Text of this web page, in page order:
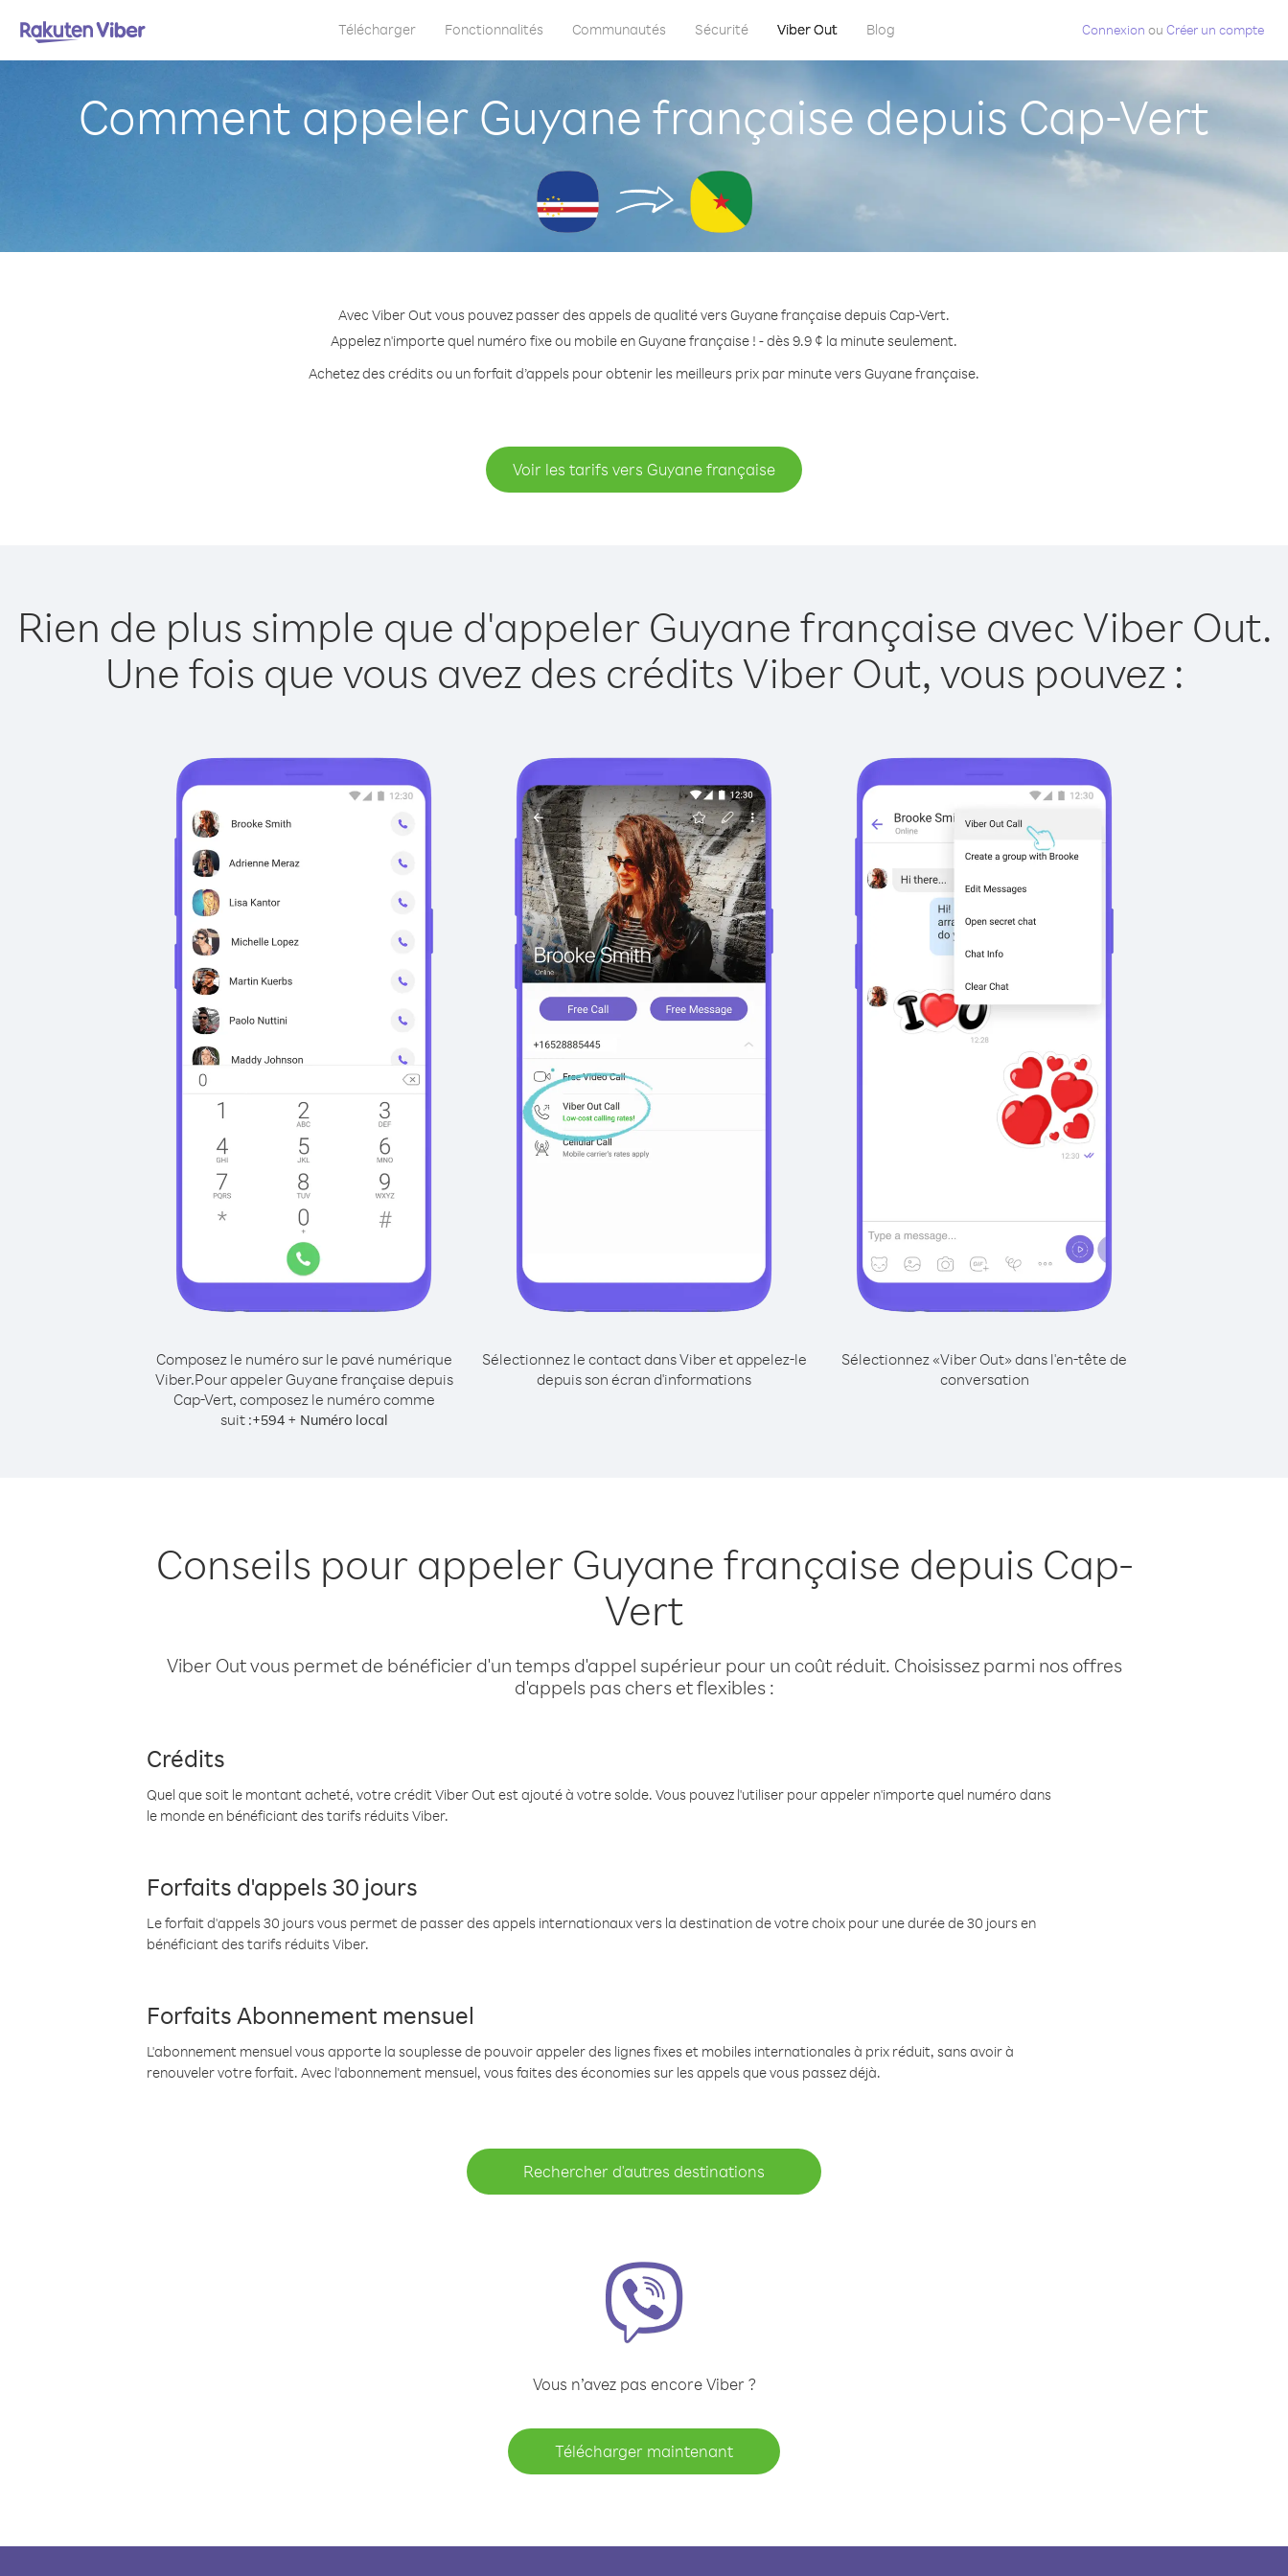
Télécharger Fonctionnalités Communautés Sécurité Viber Out Blog Connexion ou Créer un compte
Comment appeler Guyane française depuis Cap-Vert
Avec Viber Out vous pouvez passer des appels de qualité vers Guyane française depuis Cap-Vert.
Appelez n'importe quel numéro fixe ou mobile en Guyane française ! - dès 9.9 ¢ la minute seulement.
Achetez des crédits ou un forfait d’appels pour obtenir les meilleurs prix par minute vers Guyane française.
Voir les tarifs vers Guyane française
Rien de plus simple que d'appeler Guyane française avec Viber Out.
Une fois que vous avez des crédits Viber Out, vous pouvez :
Composez le numéro sur le pavé numérique
Viber.Pour appeler Guyane française depuis
Cap-Vert, composez le numéro comme
suit :+594+ Numéro local
Sélectionnez le contact dans Viber et appelez-le
depuis son écran d'informations
Sélectionnez «Viber Out» dans l'en-tête de
conversation
Conseils pour appeler Guyane française depuis Cap-
Vert
Viber Out vous permet de bénéficier d'un temps d'appel supérieur pour un coût réduit. Choisissez parmi nos offres
d'appels pas chers et flexibles :
Crédits
Quel que soit le montant acheté, votre crédit Viber Out est ajouté à votre solde. Vous pouvez l'utiliser pour appeler n'importe quel numéro dans
le monde en bénéficiant des tarifs réduits Viber.
Forfaits d'appels 30 jours
Le forfait d'appels 30 jours vous permet de passer des appels internationaux vers la destination de votre choix pour une durée de 30 jours en
bénéficiant des tarifs réduits Viber.
Forfaits Abonnement mensuel
L'abonnement mensuel vous apporte la souplesse de pouvoir appeler des lignes fixes et mobiles internationales à prix réduit, sans avoir à
renouveler votre forfait. Avec l'abonnement mensuel, vous faites des économies sur les appels que vous passez déjà.
Rechercher d'autres destinations
Vous n’avez pas encore Viber ?
Télécharger maintenant